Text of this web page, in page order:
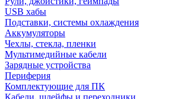
USB хабы
Подставки, системы охлаждения
Аккумуляторы
Чехлы, стекла, пленки
Мультимедийные кабели
Зарядные устройства
Периферия
Комплектующие для ПК
Кабели, шлейфы и переходники